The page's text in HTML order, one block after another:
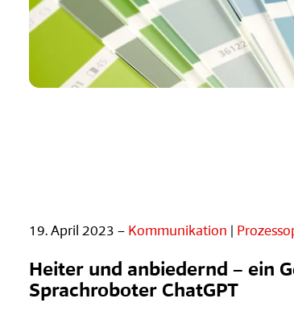
19. April 2023 – Kommunikation
Heiter und anbiedernd – ein
Sprachroboter ChatGPT